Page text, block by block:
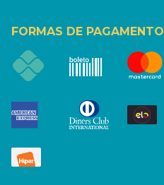
FORMAS DE PAGAMENTO